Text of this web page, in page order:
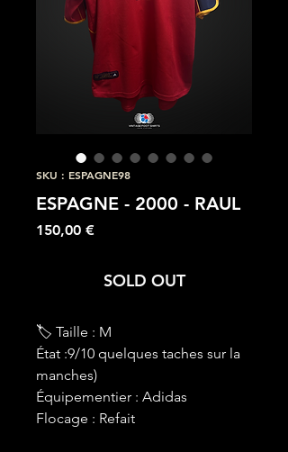
SKU : ESPAGNE98
ESPAGNE - 2000 - RAUL
150,00 €Prix
SOLD OUT
🏷 Taille : M
État :9/10 quelques taches sur la
manches)
Équipementier : Adidas
Flocage : Refait